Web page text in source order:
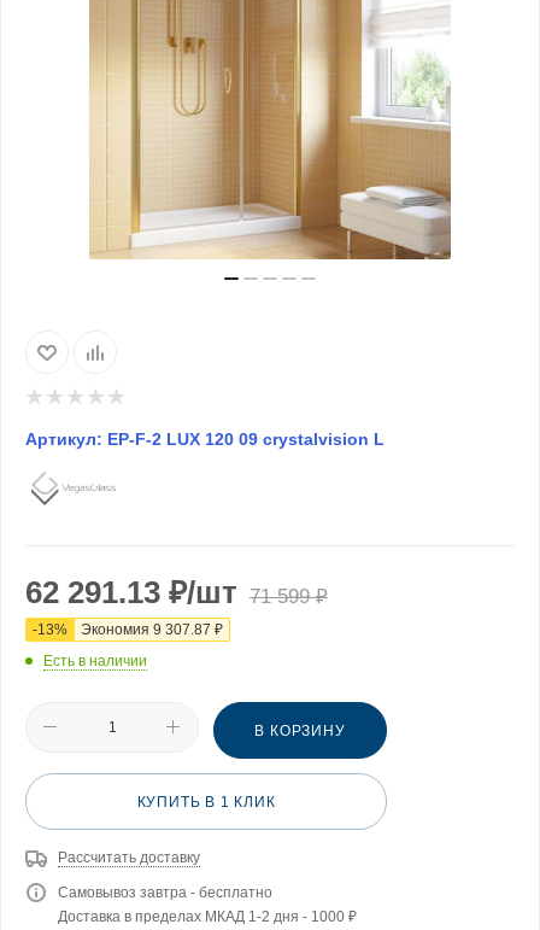
Артикул: EP-F-2 LUX 120 09 crystalvision L
62 291.13 ₽/шт 71 599₽
-13% Экономия 9 307.87 ₽
Есть в наличии
В КОРЗИНУ
КУПИТЬ В 1 КЛИК
Рассчитать доставку
Самовывоз завтра - бесплатно
Доставка в пределах МКАД 1-2 дня - 1000 ₽